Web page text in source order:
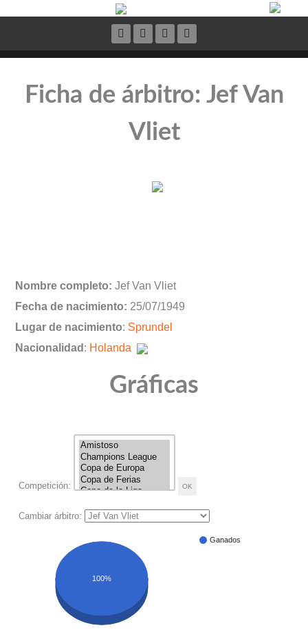
Ficha de árbitro: Jef Van
Vliet
Nombre completo: Jef Van Vliet
Fecha de nacimiento: 25/07/1949
Lugar de nacimiento: Sprundel
Nacionalidad : Holanda
Gráficas
Competición:
Cambiar árbitro:
Ganados
100%